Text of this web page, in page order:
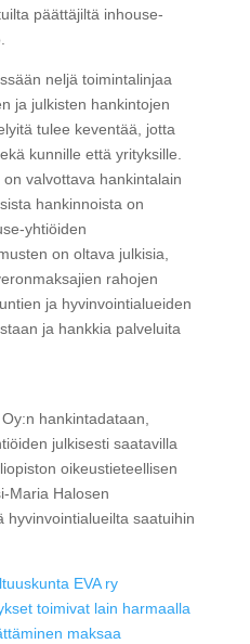
päättäjiltä inhouse-
neljä toimintalinjaa
ja julkisten hankintojen
tulee keventää, jotta
kunnille että yrityksille.
valvottava hankintalain
hankinnoista on
yhtiöiden
on oltava julkisia,
rahojen
ja hyvinvointialueiden
ja hankkia palveluita
hankintadataan,
julkisesti saatavilla
oikeustieteellisen
Maria Halosen
hyvinvointialueilta saatuihin
EVA ry
toimivat lain harmaalla
maksaa